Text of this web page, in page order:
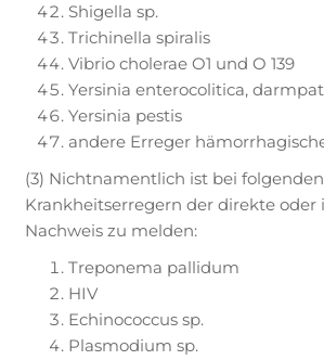
Shigella sp.
Trichinella spiralis
Vibrio cholerae O1 und O 139
Yersinia enterocolitica,
Yersinia pestis
andere Erreger
(3) Nichtnamentlich ist bei folgenden
Krankheitserregern der direkte oder
Nachweis zu melden:
Treponema pallidum
HIV
Echinococcus sp.
Plasmodium sp.